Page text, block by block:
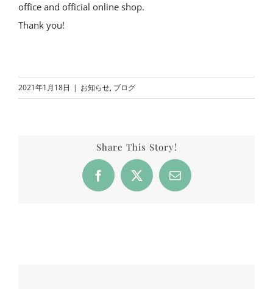
office and official online shop.
Thank you!
2021年1月18日 | お知らせ, ブログ
Share This Story!
Facebook
X Email